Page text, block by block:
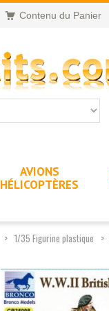
Contenu du Panier
AVIONS
HÉLICOPTÈRES
1/35 Figurine plastique